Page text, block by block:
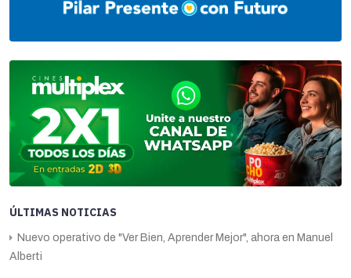
ÚLTIMAS NOTICIAS
Nuevo operativo de "Ver Bien, Aprender Mejor", ahora en Manuel
Alberti